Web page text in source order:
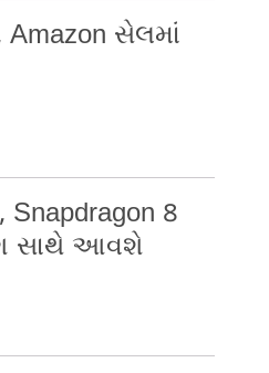
Amazon સેલમાં
Snapdragon 8
સાથે આવશે